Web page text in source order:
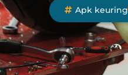
Apk keuring